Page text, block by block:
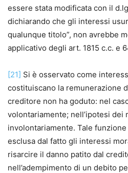
essere stata modificata con il
dichiarando che gli interessi
qualunque titolo”, non avrebbe
applicativo degli art. 1815 c.c. e
[21] Si è osservato come
costituiscano la remunerazione
creditore non ha goduto: nel
volontariamente; nell’ipotesi dei
involontariamente. Tale
esclusa dal fatto gli interessi
risarcire il danno patito dal
nell’adempimento di un debito